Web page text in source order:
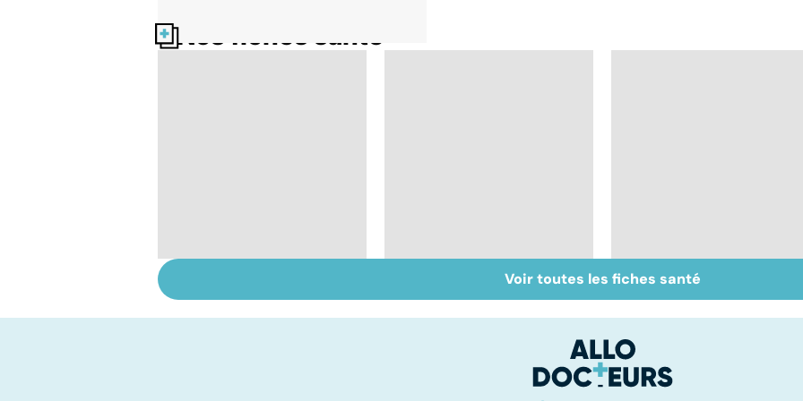
Nos fiches santé
cancer de la vessie
Mélanome : le plus
redouté des cancers
Prolapsus : quand les
organes descendent
Voir toutes les fiches santé